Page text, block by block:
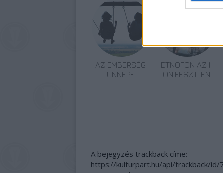
AZ EMBERSÉG
ÜNNEPE
ETNOFON AZ I.
ONIFESZT-EN
A bejegyzés trackback címe:
https://kulturpart.hu/api/trackback/id/